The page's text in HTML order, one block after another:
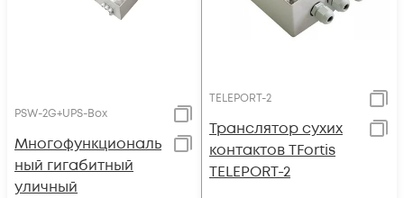
PSW-2G+UPS-Box
Многофункциональ
ный гигабитный
уличный
TELEPORT-2
Транслятор сухих
контактов TFortis
TELEPORT-2